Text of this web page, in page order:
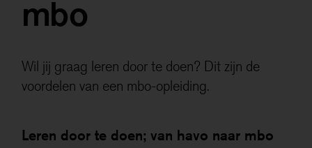
mbo
Wil jij graag leren door te doen? Dit zijn de
voordelen van een mbo-opleiding.
Leren door te doen; van havo naar mbo
gegevens over u te verzamelen, zodat we het gebruik
Als je onderdelen uitzet, werken sommige functies
Meer informatie